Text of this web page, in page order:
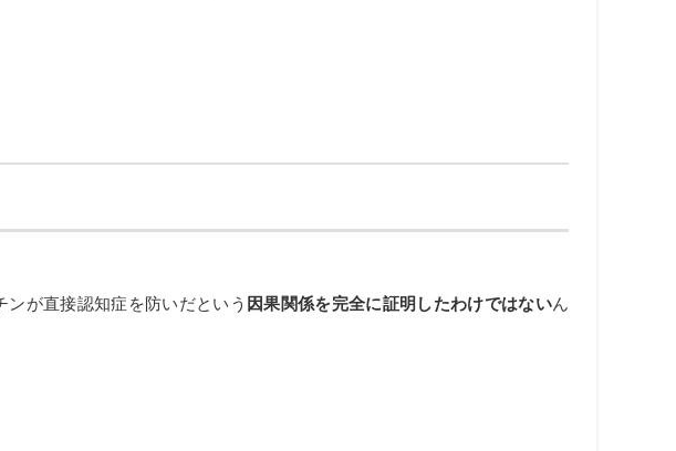
ンが直接認知症を防いだという 因果関係を完全に証明したわけではないん